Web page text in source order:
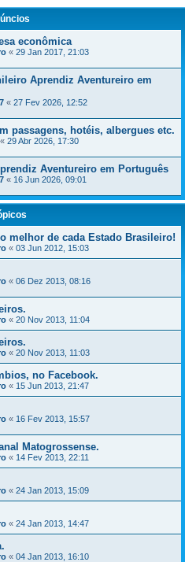
econômica
« 29 Jan 2017, 21:03
Aprendiz Aventureiro em
« 27 Fev 2026, 12:52
passagens, hotéis, albergues etc.
« 29 Abr 2026, 17:30
Aventureiro em Português
« 16 Jun 2026, 09:01
melhor de cada Estado Brasileiro!
« 03 Jun 2012, 15:03
« 06 Dez 2013, 08:16
« 20 Nov 2013, 11:04
« 20 Nov 2013, 11:03
no Facebook.
« 15 Jun 2013, 21:47
« 16 Fev 2013, 15:57
Matogrossense.
« 14 Fev 2013, 22:11
« 24 Jan 2013, 15:09
« 24 Jan 2013, 14:47
« 04 Jan 2013, 16:10